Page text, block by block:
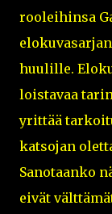
rooleihinsa
huulille.
loistavaa
yrittää
katsojan
Sanotaanko
eivät